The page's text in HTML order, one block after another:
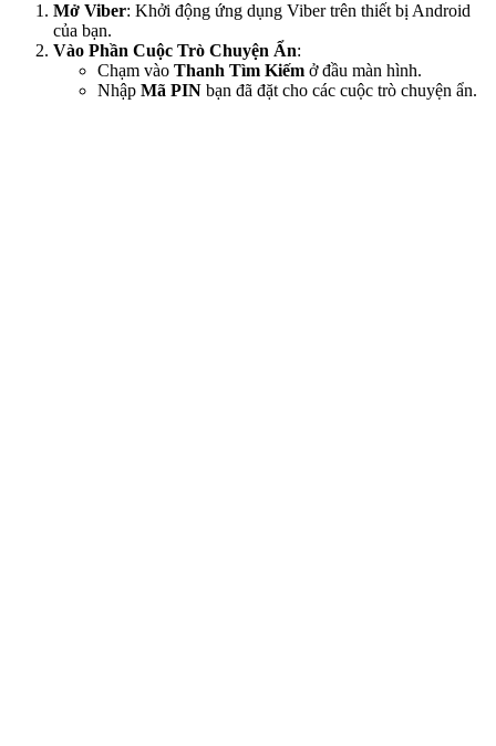
Mở Viber: Khởi động ứng dụng Viber trên thiết bị Android
của bạn.
Vào Phần Cuộc Trò Chuyện Ẩn:
Chạm vào Thanh Tìm Kiếm ở đầu màn hình.
Nhập Mã PIN bạn đã đặt cho các cuộc trò chuyện ẩn.